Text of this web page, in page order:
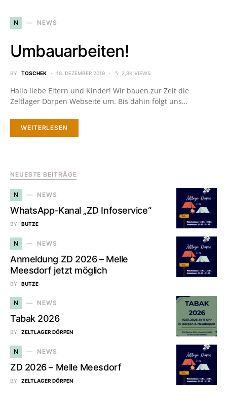
N NEWS
Umbauarbeiten!
BY TOSCHEK 18. DEZEMBER 2019 2,8K VIEWS
Hallo liebe Eltern und Kinder! Wir bauen zur Zeit die
Zeltlager Dörpen Webseite um. Bis dahin folgt uns…
WEITERLESEN
NEUESTE BEITRÄGE
N NEWS
WhatsApp-Kanal „ZD Infoservice“
BY BUTZE
N NEWS
Anmeldung ZD 2026 – Melle
Meesdorf jetzt möglich
BY BUTZE
N NEWS
Tabak 2026
BY ZELTLAGER DÖRPEN
N NEWS
ZD 2026 – Melle Meesdorf
BY ZELTLAGER DÖRPEN